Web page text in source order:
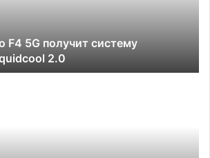
F4 5G получит систему
2.0